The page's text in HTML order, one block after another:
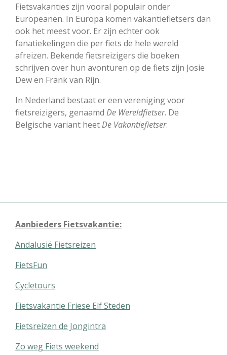
Fietsvakanties zijn vooral populair onder
Europeanen. In Europa komen vakantiefietsers dan
ook het meest voor. Er zijn echter ook
fanatiekelingen die per fiets de hele wereld
afreizen. Bekende fietsreizigers die boeken
schrijven over hun avonturen op de fiets zijn Josie
Dew en Frank van Rijn.
In Nederland bestaat er een vereniging voor
fietsreizigers, genaamd De Wereldfietser. De
Belgische variant heetDe Vakantiefietser.
Aanbieders Fietsvakantie:
Andalusië Fietsreizen
FietsFun
Cycletours
Fietsvakantie Friese Elf Steden
Fietsreizen de Jongintra
Zo weg Fiets weekend